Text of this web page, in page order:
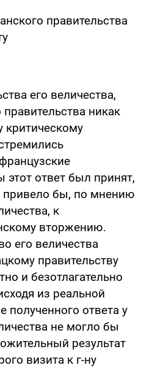
правительства
его величества,
никак
критическому
ответ был принят,
привело бы, по мнению
к
вторжению.
его величества
правительству
и безотлагательно
из реальной
полученного ответа у
не могло бы
результат
визита к г-ну